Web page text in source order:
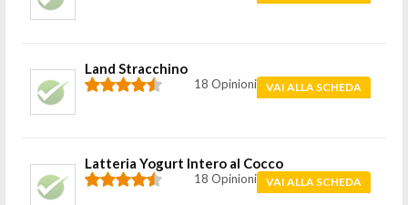
Land Stracchino
18 Opinioni VAI ALLA SCHEDA
Latteria Yogurt Intero al Cocco
18 Opinioni VAI ALLA SCHEDA